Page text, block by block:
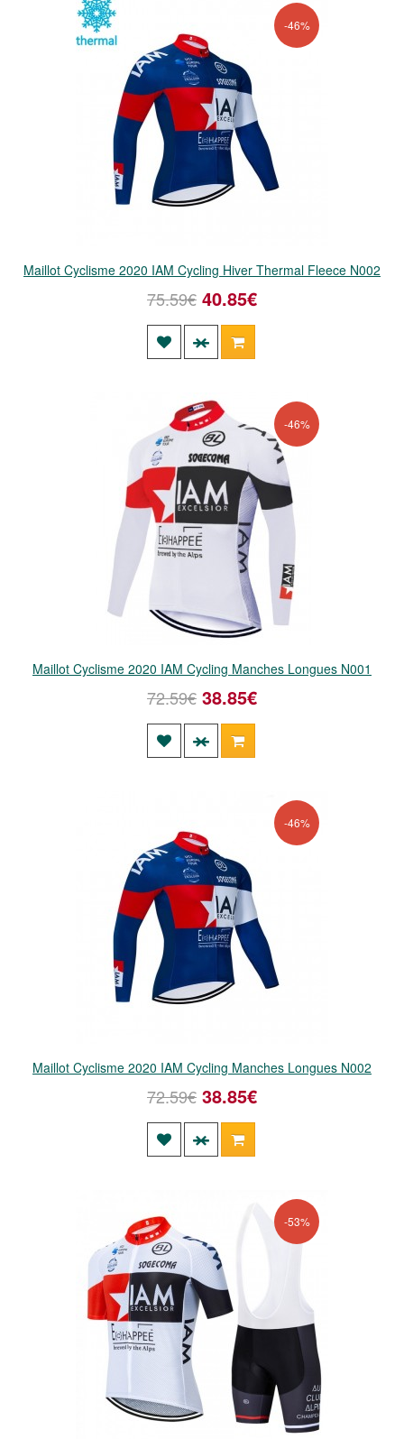
-46%
Maillot Cyclisme 2020 IAM Cycling Hiver Thermal Fleece N002
75.59€ 40.85€
-46%
Maillot Cyclisme 2020 IAM Cycling Manches Longues N001
72.59€ 38.85€
-46%
Maillot Cyclisme 2020 IAM Cycling Manches Longues N002
72.59€ 38.85€
-53%